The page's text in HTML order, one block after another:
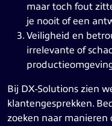
maar toch fout
je nooit of een
Veiligheid en
irrelevante of
Bij DX-Solutions zien
klantengesprekken.
zoeken naar manieren